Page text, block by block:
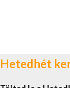
Hetedhét